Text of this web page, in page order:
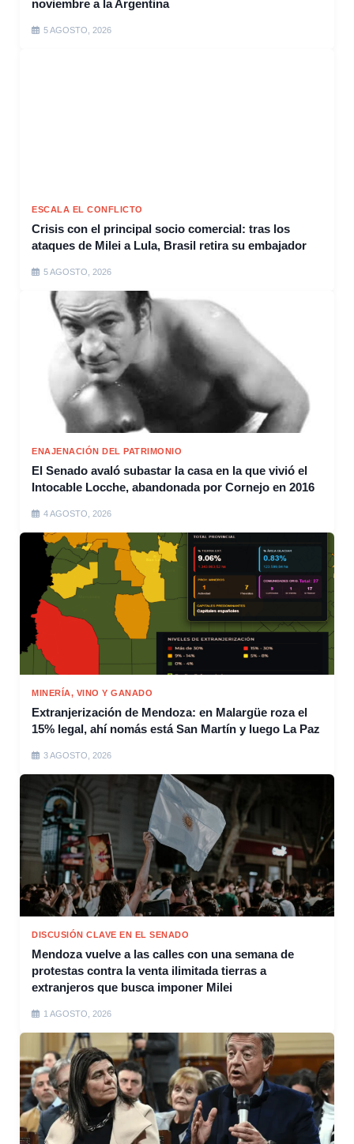
noviembre a la Argentina
5 AGOSTO, 2026
ESCALA EL CONFLICTO
Crisis con el principal socio comercial: tras los
ataques de Milei a Lula, Brasil retira su embajador
5 AGOSTO, 2026
ENAJENACIÓN DEL PATRIMONIO
El Senado avaló subastar la casa en la que vivió el
Intocable Locche, abandonada por Cornejo en 2016
4 AGOSTO, 2026
MINERÍA, VINO Y GANADO
Extranjerización de Mendoza: en Malargüe roza el
15% legal, ahí nomás está San Martín y luego La Paz
3 AGOSTO, 2026
DISCUSIÓN CLAVE EN EL SENADO
Mendoza vuelve a las calles con una semana de
protestas contra la venta ilimitada tierras a
extranjeros que busca imponer Milei
1 AGOSTO, 2026